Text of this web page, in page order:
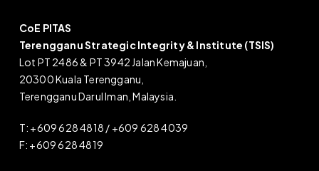
CoE PITAS
Terengganu Strategic Integrity & Institute (TSIS)
Lot PT 2486 & PT 3942 Jalan Kemajuan,
20300 Kuala Terengganu,
Terengganu Darul Iman, Malaysia.
T: +609 628 4818 / +609 628 4039
F: +609 628 4819